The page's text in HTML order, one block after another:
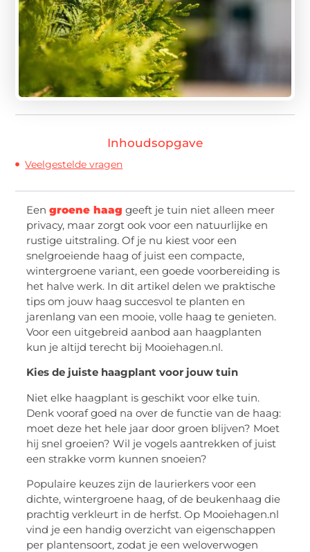
Inhoudsopgave
Veelgestelde vragen
Eengroene haag geeft je tuin niet alleen meer
privacy, maar zorgt ook voor een natuurlijke en
rustige uitstraling. Of je nu kiest voor een
snelgroeiende haag of juist een compacte,
wintergroene variant, een goede voorbereiding is
het halve werk. In dit artikel delen we praktische
tips om jouw haag succesvol te planten en
jarenlang van een mooie, volle haag te genieten.
Voor een uitgebreid aanbod aan haagplanten
kun je altijd terecht bij Mooiehagen.nl.
Kies de juiste haagplant voor jouw tuin
Niet elke haagplant is geschikt voor elke tuin.
Denk vooraf goed na over de functie van de haag:
moet deze het hele jaar door groen blijven? Moet
hij snel groeien? Wil je vogels aantrekken of juist
een strakke vorm kunnen snoeien?
Populaire keuzes zijn de laurierkers voor een
dichte, wintergroene haag, of de beukenhaag die
prachtig verkleurt in de herfst. Op Mooiehagen.nl
vind je een handig overzicht van eigenschappen
per plantensoort, zodat je een weloverwogen